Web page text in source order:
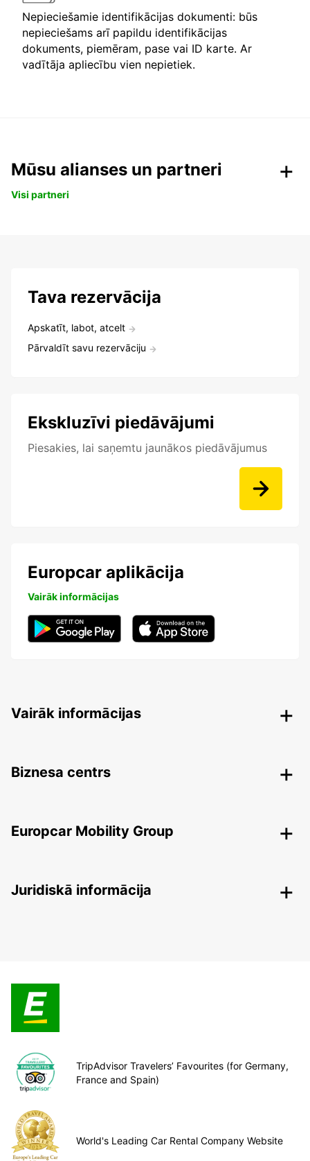
Nepieciešamie identifikācijas dokumenti: būs
nepieciešams arī papildu identifikācijas
dokuments, piemēram, pase vai ID karte. Ar
vadītāja apliecību vien nepietiek.
Mūsu alianses un partneri
Visi partneri
Tava rezervācija
Apskatīt, labot, atcelt
Pārvaldīt savu rezervāciju
Ekskluzīvi piedāvājumi
Piesakies, lai saņemtu jaunākos piedāvājumus
Europcar aplikācija
Vairāk informācijas
Vairāk informācijas
Biznesa centrs
Europcar Mobility Group
Juridiskā informācija
TripAdvisor Travelers’ Favourites (for Germany,
France and Spain)
World's Leading Car Rental Company Website